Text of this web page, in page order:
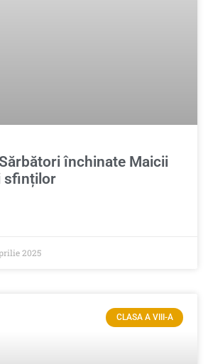
închinate Maicii
sfinților
2025
CLASA A VIII-A